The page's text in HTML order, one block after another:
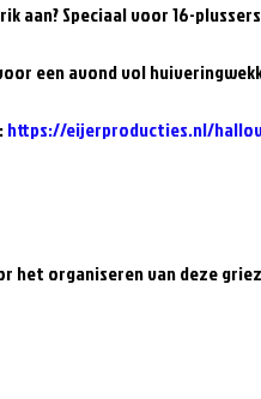
aan? Speciaal voor 16-
een avond vol
https://eijerproducties.nl/
het organiseren van deze